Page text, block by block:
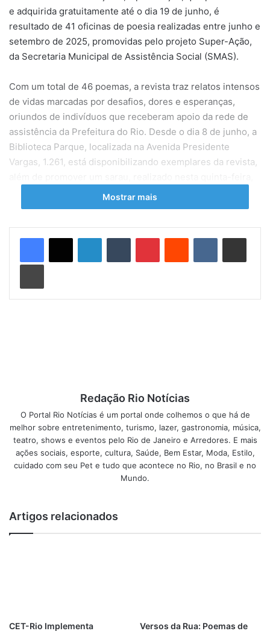
e adquirida gratuitamente até o dia 19 de junho, é
resultado de 41 oficinas de poesia realizadas entre junho e
setembro de 2025, promovidas pelo projeto Super-Ação,
da Secretaria Municipal de Assistência Social (SMAS).
Com um total de 46 poemas, a revista traz relatos intensos
de vidas marcadas por desafios, dores e esperanças,
oriundos de indivíduos que receberam apoio da rede de
assistência da Prefeitura do Rio. Desde o dia 8 de junho, a
Biblioteca Parque, localizada na Avenida Presidente
Vargas, 1.261, está disponibilizando exemplares da revista,
11 de junho, onde foram lidas poesias da primeira edição
de “Da Calçada”. O evento ocorre no espaço, que funciona
e já vivenciou a experiência de estar em situação de rua,
biblioteca que chegam para conhecer a nova publicação.
iniciativa e, segundo Léo, está agora celebrando seu
primeiro dia de trabalho. “É possível!”, exclamou o escritor,
visivelmente emocionado com a reintegração social
promovida pela SMAS.
Outro autor da revista, Fernando, que enfrentou a vida nas
recebido. “Alô, sociedade, voltei”, declarou, fazendo
referência ao verso final de seu poema. “Sou mais uma
Mostrar mais
Redação Rio Notícias
O Portal Rio Notícias é um portal onde colhemos o que há de
melhor sobre entretenimento, turismo, lazer, gastronomia, música,
teatro, shows e eventos pelo Rio de Janeiro e Arredores. E mais
ações sociais, esporte, cultura, Saúde, Bem Estar, Moda, Estilo,
cuidado com seu Pet e tudo que acontece no Rio, no Brasil e no
Mundo.
Artigos relacionados
CET-Rio Implementa
Versos da Rua: Poemas de